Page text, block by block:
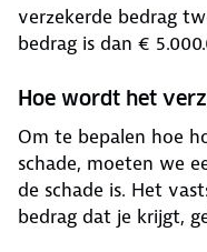
verzekerde bedrag
bedrag is dan €
Hoe wordt het
Om te bepalen hoe
schade, moeten we
de schade is. Het
bedrag dat je krijgt,